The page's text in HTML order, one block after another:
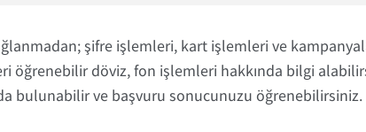
şifre işlemleri, kart işlemleri ve
öğrenebilir döviz, fon işlemleri hakkında bilgi
bulunabilir ve başvuru sonucunuzu öğrenebilirsiniz.